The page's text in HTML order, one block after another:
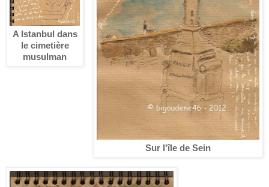
Sur l'île de Sein
A Istanbul dans
le cimetière
musulman